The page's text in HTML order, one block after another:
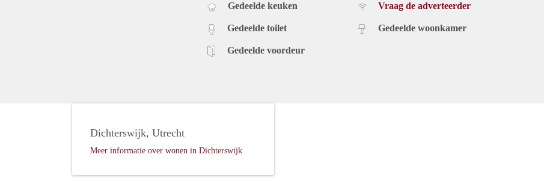
Gedeelde keuken
Gedeelde toilet
Gedeelde voordeur
Vraag de adverteerder
Gedeelde woonkamer
Dichterswijk, Utrecht
Meer informatie over wonen in Dichterswijk